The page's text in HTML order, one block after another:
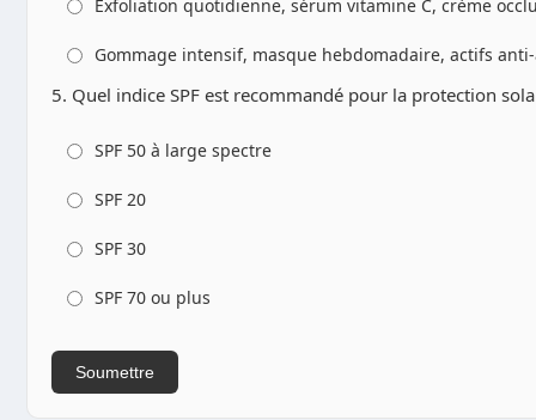
Exfoliation quotidienne, sérum vitamine C, crème
Gommage intensif, masque hebdomadaire, actifs
5. Quel indice SPF est recommandé pour la protection
SPF 50 à large spectre
SPF 20
SPF 30
SPF 70 ou plus
Soumettre